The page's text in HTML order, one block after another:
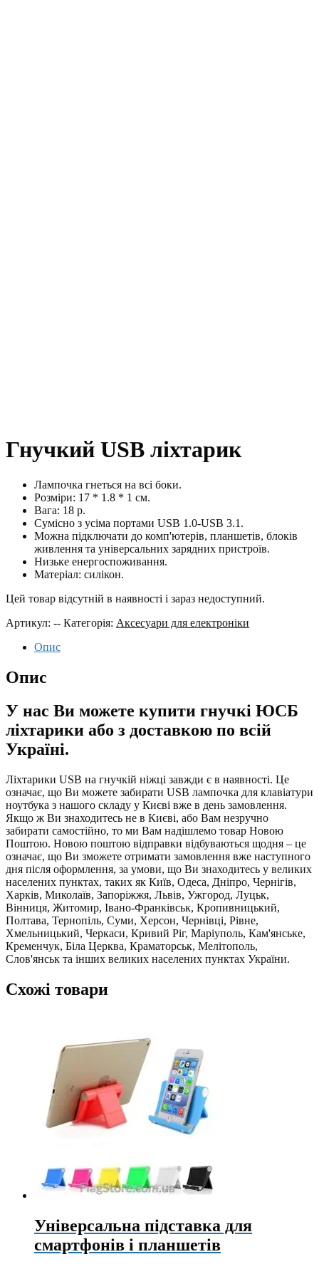
Гнучкий USB ліхтарик
Лампочка гнеться на всі боки.
Розміри: 17 * 1.8 * 1 см.
Вага: 18 р.
Сумісно з усіма портами USB 1.0-USB 3.1.
Можна підключати до комп'ютерів, планшетів, блоків
живлення та універсальних зарядних пристроїв.
Низьке енергоспоживання.
Матеріал: силікон.
Цей товар відсутній в наявності і зараз недоступний.
Артикул: -- Категорія: Аксесуари для електроніки
Опис
Опис
У нас Ви можете купити гнучкі ЮСБ
ліхтарики або з доставкою по всій
Україні.
Ліхтарики USB на гнучкій ніжці завжди є в наявності. Це
означає, що Ви можете забирати USB лампочка для клавіатури
ноутбука з нашого складу у Києві вже в день замовлення.
Якщо ж Ви знаходитесь не в Києві, або Вам незручно
забирати самостійно, то ми Вам надішлемо товар Новою
Поштою. Новою поштою відправки відбуваються щодня – це
означає, що Ви зможете отримати замовлення вже наступного
дня після оформлення, за умови, що Ви знаходитесь у великих
населених пунктах, таких як Київ, Одеса, Дніпро, Чернігів,
Харків, Миколаїв, Запоріжжя, Львів, Ужгород, Луцьк,
Вінниця, Житомир, Івано-Франківськ, Кропивницький,
Полтава, Тернопіль, Суми, Херсон, Чернівці, Рівне,
Хмельницький, Черкаси, Кривий Ріг, Маріуполь, Кам'янське,
Кременчук, Біла Церква, Краматорськ, Мелітополь,
Слов'янськ та інших великих населених пунктах України.
Схожі товари
Універсальна підставка для
смартфонів і планшетів